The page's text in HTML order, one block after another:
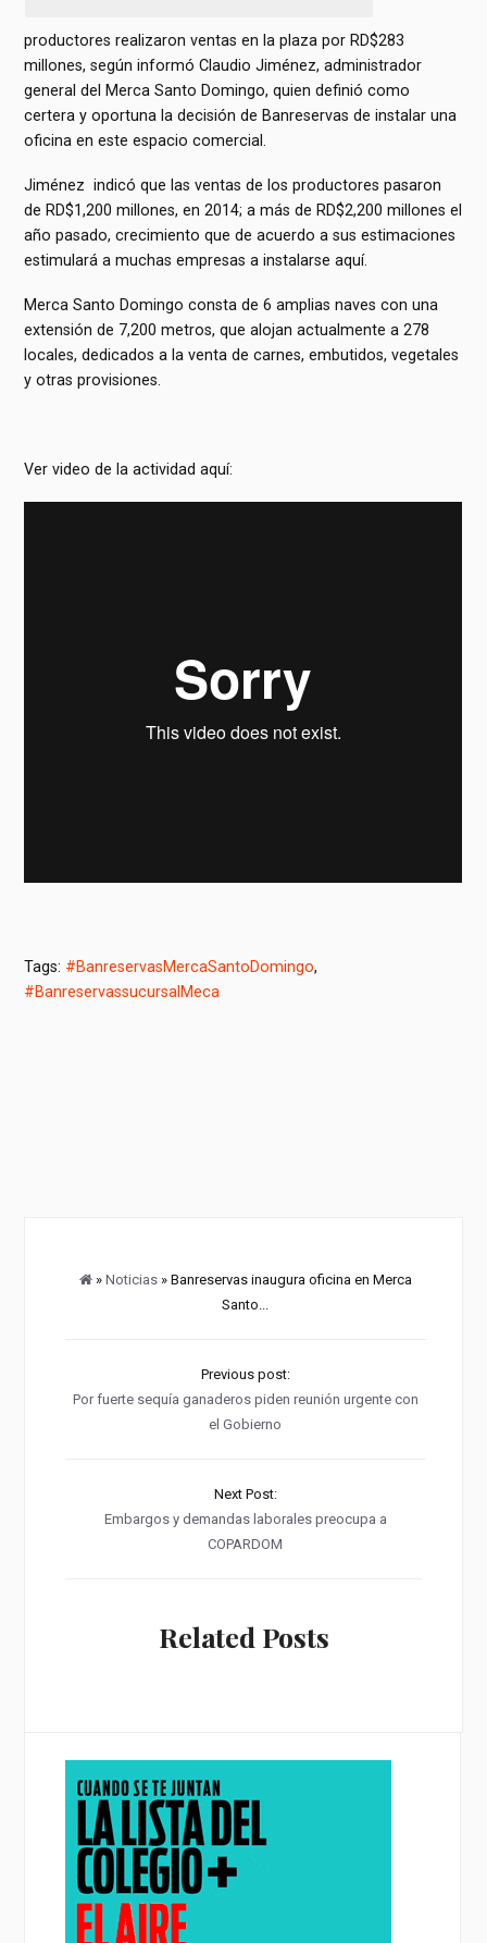
productores realizaron ventas en la plaza por RD$283
millones, según informó Claudio Jiménez, administrador
general del Merca Santo Domingo, quien definió como
certera y oportuna la decisión de Banreservas de instalar una
oficina en este espacio comercial.
Jiménez indicó que las ventas de los productores pasaron
de RD$1,200 millones, en 2014; a más de RD$2,200 millones el
año pasado, crecimiento que de acuerdo a sus estimaciones
estimulará a muchas empresas a instalarse aquí.
Merca Santo Domingo consta de 6 amplias naves con una
extensión de 7,200 metros, que alojan actualmente a 278
locales, dedicados a la venta de carnes, embutidos, vegetales
y otras provisiones.
Ver video de la actividad aquí:
Tags: #BanreservasMercaSantoDomingo,
#BanreservassucursalMeca
» Noticias» Banreservas inaugura oficina en Merca
Santo...
Previous post:
Por fuerte sequía ganaderos piden reunión urgente con
el Gobierno
Next Post:
Embargos y demandas laborales preocupa a
COPARDOM
Related Posts